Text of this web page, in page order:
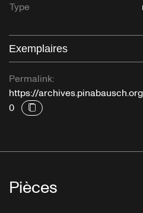
Type
Exemplaires
Permalink:
https://
0
Pièces